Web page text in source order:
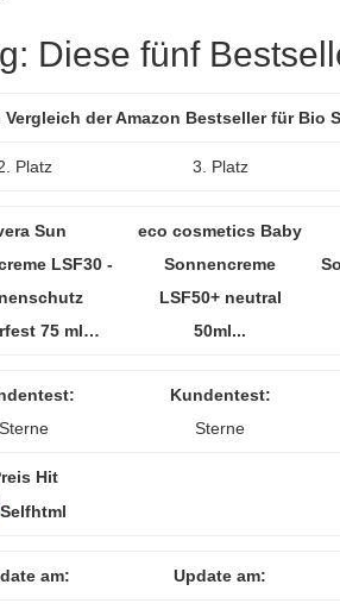
Diese fünf
Vergleich der Amazon Bestseller für Bio
Platz 3. Platz
Sun
LSF30 -
75 ml…
eco cosmetics Baby
Sonnencreme
LSF50+ neutral
50ml...
Sterne
Kundentest:
Sterne
Hit
am: Update am: